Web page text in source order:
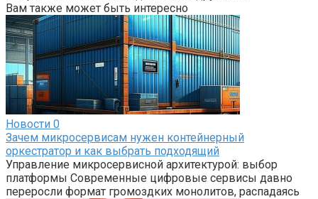
Вам также может быть интересно
Новости 0
Зачем микросервисам нужен контейнерный
оркестратор и как выбрать подходящий
Управление микросервисной архитектурой: выбор
платформы Современные цифровые сервисы давно
переросли формат громоздких монолитов, распадаясь